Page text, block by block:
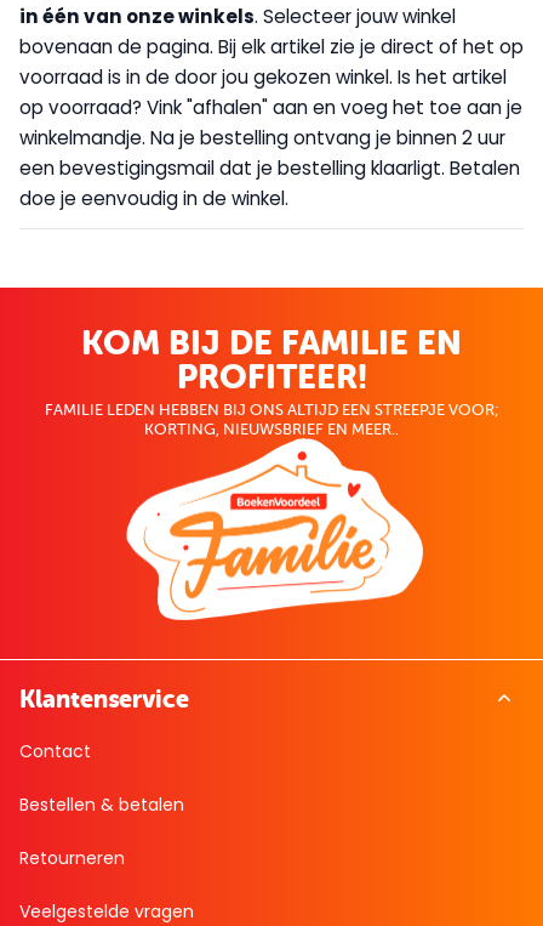
in één van onze winkels. Selecteer jouw winkel
bovenaan de pagina. Bij elk artikel zie je direct of het op
voorraad is in de door jou gekozen winkel. Is het artikel
op voorraad? Vink "afhalen" aan en voeg het toe aan je
winkelmandje. Na je bestelling ontvang je binnen 2 uur
een bevestigingsmail dat je bestelling klaarligt. Betalen
doe je eenvoudig in de winkel.
KOM BIJ DE FAMILIE EN
PROFITEER!
FAMILIE LEDEN HEBBEN BIJ ONS ALTIJD EEN STREEPJE VOOR;
KORTING, NIEUWSBRIEF EN MEER..
Klantenservice
Contact
Bestellen & betalen
Retourneren
Veelgestelde vragen